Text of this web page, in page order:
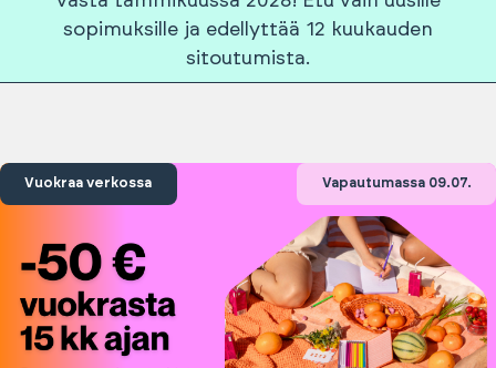
sopimuksille ja edellyttää 12 kuukauden
sitoutumista.
Vuokraa verkossa Vapautumassa 09.07.